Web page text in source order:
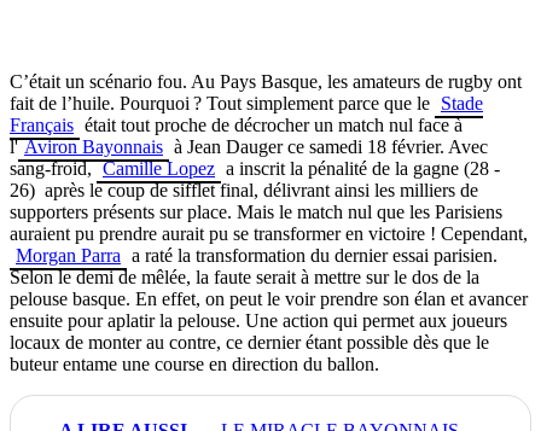
C’était un scénario fou. Au Pays Basque, les amateurs de rugby ont
fait de l’huile. Pourquoi ? Tout simplement parce que le Stade
Français était tout proche de décrocher un match nul face à
l' Aviron Bayonnais à Jean Dauger ce samedi 18 février. Avec
sang-froid, Camille Lopez a inscrit la pénalité de la gagne (28 -
26) après le coup de sifflet final, délivrant ainsi les milliers de
supporters présents sur place. Mais le match nul que les Parisiens
auraient pu prendre aurait pu se transformer en victoire ! Cependant,
Morgan Parra a raté la transformation du dernier essai parisien.
Selon le demi de mêlée, la faute serait à mettre sur le dos de la
pelouse basque. En effet, on peut le voir prendre son élan et avancer
ensuite pour aplatir la pelouse. Une action qui permet aux joueurs
locaux de monter au contre, ce dernier étant possible dès que le
buteur entame une course en direction du ballon.